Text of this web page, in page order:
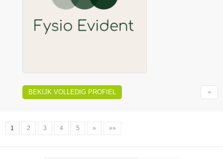
BEKIJK VOLLEDIG PROFIEL
1 2 3 4 5 » »»